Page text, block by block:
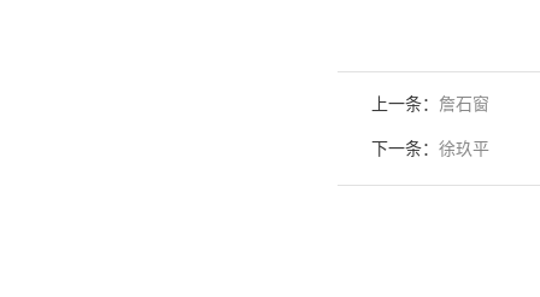
上一条： 詹石窗
下一条： 徐玖平